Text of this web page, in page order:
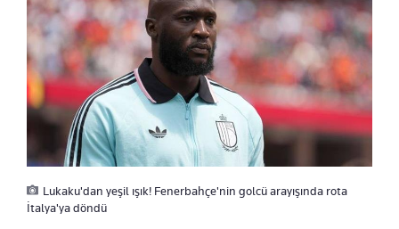
Lukaku'dan yeşil ışık! Fenerbahçe'nin golcü arayışında rota
İtalya'ya döndü